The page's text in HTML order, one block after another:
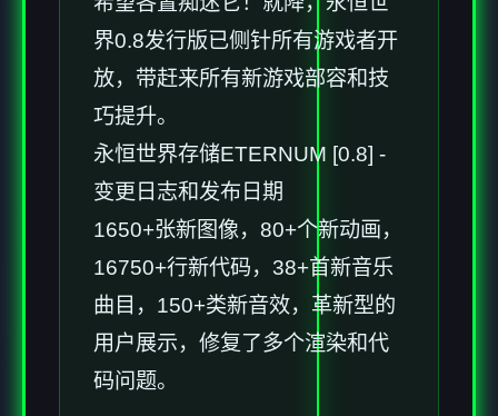
界0.8发行版已侧针所有游戏者开
放，带赶来所有新游戏部容和技
巧提升。
永恒世界存储ETERNUM [0.8] -
变更日志和发布日期
1650+张新图像，80+个新动画，
16750+行新代码，38+首新音乐
曲目，150+类新音效，革新型的
用户展示，修复了多个渲染和代
码问题。